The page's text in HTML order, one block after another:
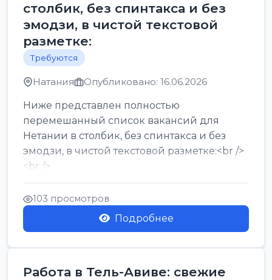
столбик, без спинтакса и без
эмодзи, в чистой текстовой
разметке:
Требуются
Натания Опубликовано: 16.06.2026
Ниже представлен полностью
перемешанный список вакансий для
Нетании в столбик, без спинтакса и без
эмодзи, в чистой текстовой разметке:<br />
<br />
Работа в Нетании на мебельном
производстве: требу...
103 просмотров
Подробнее
Работа в Тель-Авиве: свежие